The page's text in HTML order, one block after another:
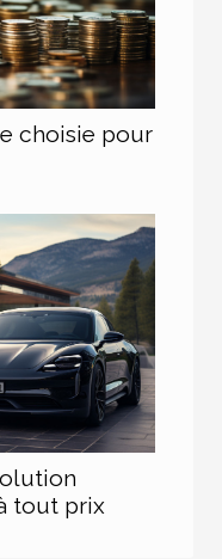
choisie pour
tout prix